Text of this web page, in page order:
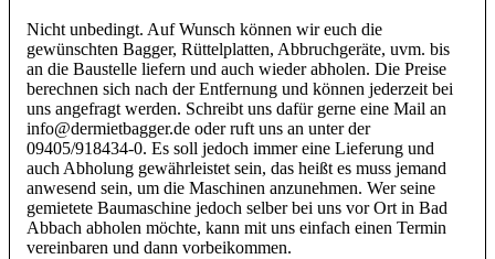
Nicht unbedingt. Auf Wunsch können wir euch die
gewünschten Bagger, Rüttelplatten, Abbruchgeräte, uvm. bis
an die Baustelle liefern und auch wieder abholen. Die Preise
berechnen sich nach der Entfernung und können jederzeit bei
uns angefragt werden. Schreibt uns dafür gerne eine Mail an
info@dermietbagger.de oder ruft uns an unter der
09405/918434-0. Es soll jedoch immer eine Lieferung und
auch Abholung gewährleistet sein, das heißt es muss jemand
anwesend sein, um die Maschinen anzunehmen. Wer seine
gemietete Baumaschine jedoch selber bei uns vor Ort in Bad
Abbach abholen möchte, kann mit uns einfach einen Termin
vereinbaren und dann vorbeikommen.